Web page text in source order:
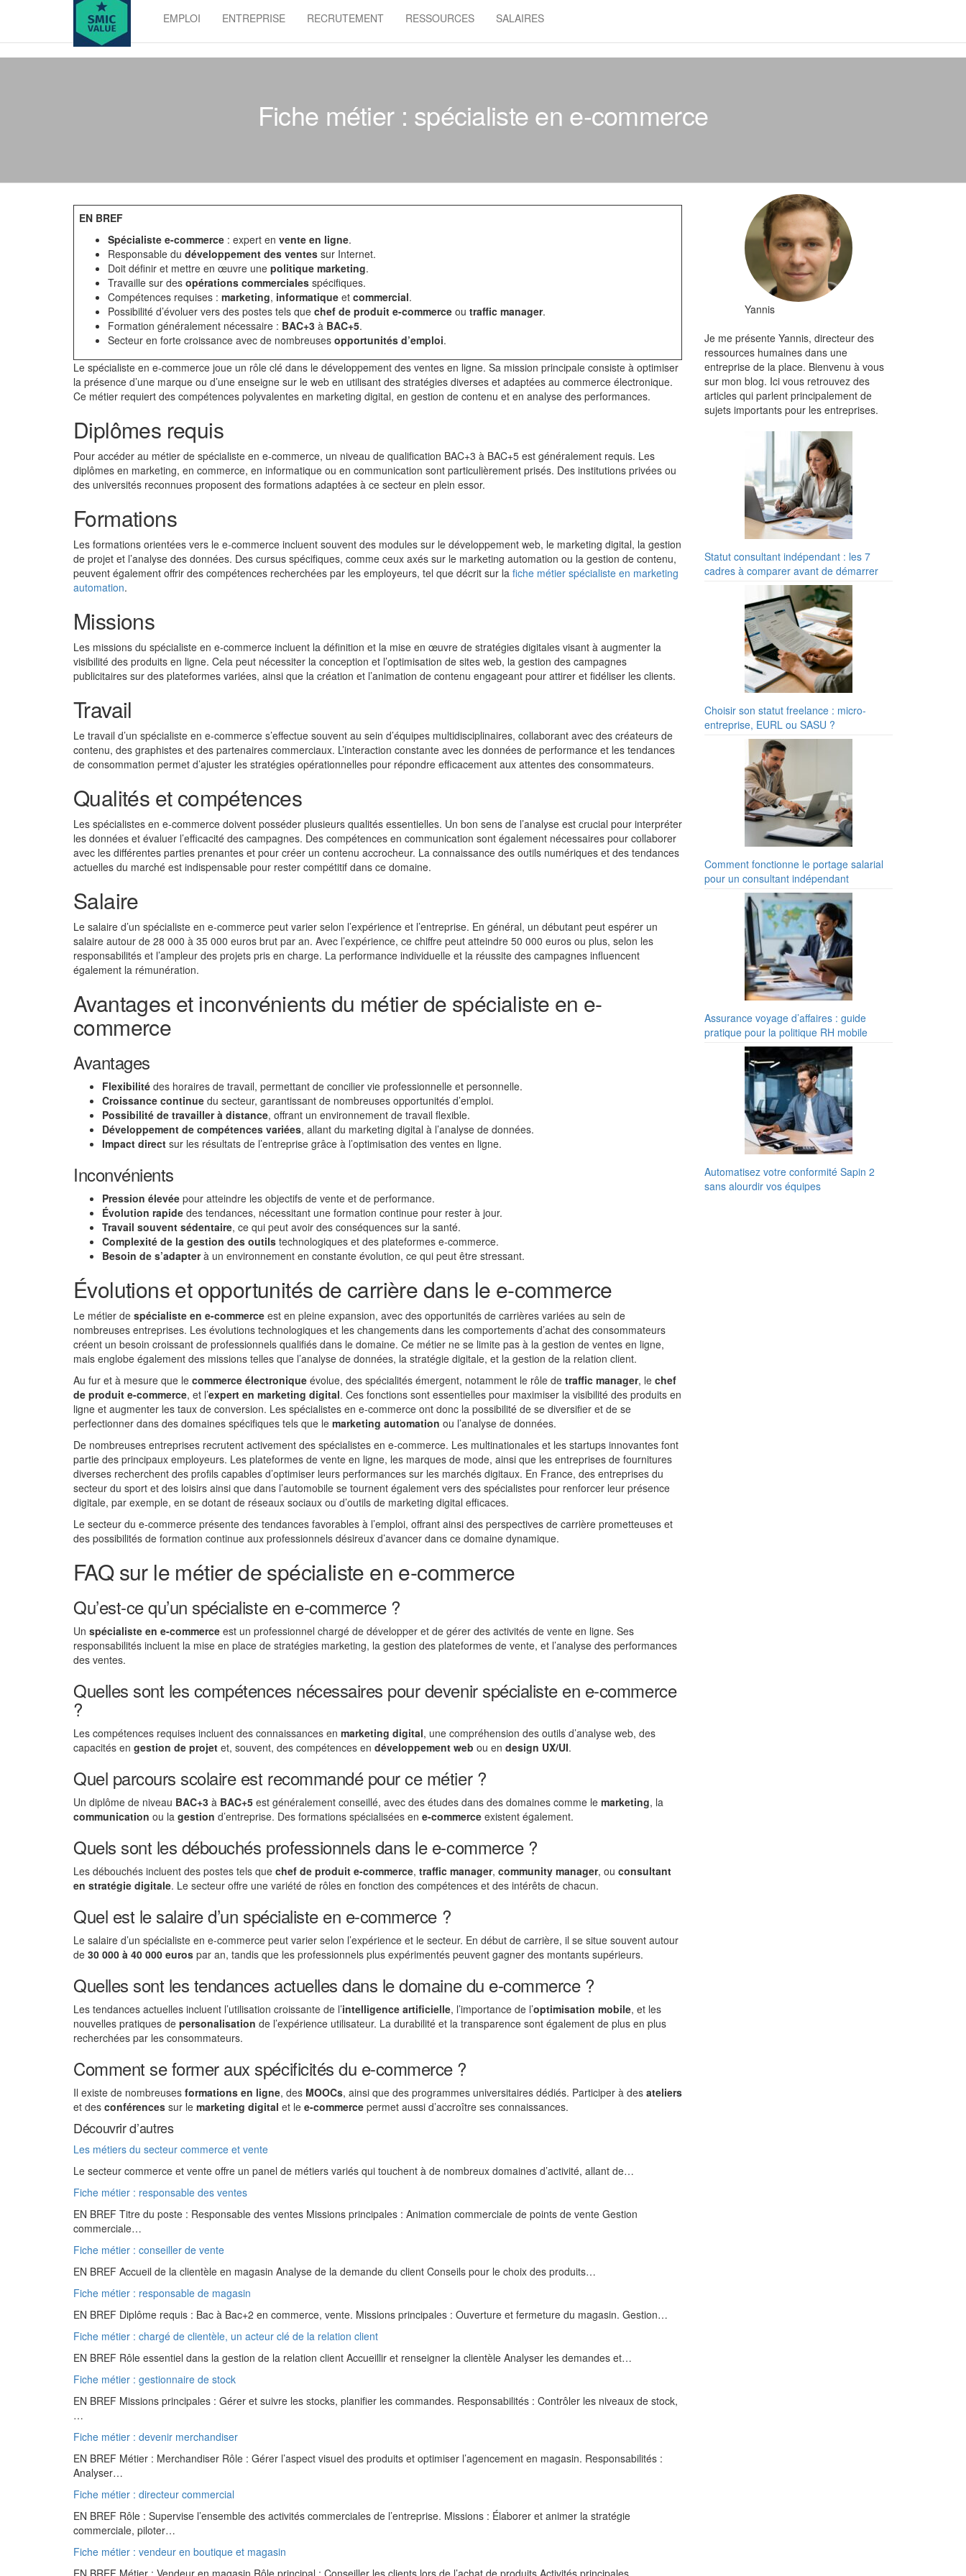
value
EMPLOI ENTREPRISE RECRUTEMENT RESSOURCES SALAIRES
Fiche métier : spécialiste en e-commerce
EN BREF
Spécialiste e-commerce : expert en vente en ligne.
Responsable du développement des ventes sur Internet.
Doit définir et mettre en œuvre une politique marketing.
Travaille sur des opérations commerciales spécifiques.
Compétences requises : marketing, informatique et commercial.
Possibilité d’évoluer vers des postes tels que chef de produit e-commerce ou traffic manager.
Formation généralement nécessaire : BAC+3 à BAC+5.
Secteur en forte croissance avec de nombreuses opportunités d’emploi.
Le spécialiste en e-commerce joue un rôle clé dans le développement des ventes en ligne. Sa mission principale consiste à optimiser
la présence d’une marque ou d’une enseigne sur le web en utilisant des stratégies diverses et adaptées au commerce électronique.
Ce métier requiert des compétences polyvalentes en marketing digital, en gestion de contenu et en analyse des performances.
Diplômes requis
Pour accéder au métier de spécialiste en e-commerce, un niveau de qualification BAC+3 à BAC+5 est généralement requis. Les
diplômes en marketing, en commerce, en informatique ou en communication sont particulièrement prisés. Des institutions privées ou
des universités reconnues proposent des formations adaptées à ce secteur en plein essor.
Formations
Les formations orientées vers le e-commerce incluent souvent des modules sur le développement web, le marketing digital, la gestion
de projet et l’analyse des données. Des cursus spécifiques, comme ceux axés sur le marketing automation ou la gestion de contenu,
peuvent également offrir des compétences recherchées par les employeurs, tel que décrit sur la fiche métier spécialiste en marketing
automation.
Missions
Les missions du spécialiste en e-commerce incluent la définition et la mise en œuvre de stratégies digitales visant à augmenter la
visibilité des produits en ligne. Cela peut nécessiter la conception et l’optimisation de sites web, la gestion des campagnes
publicitaires sur des plateformes variées, ainsi que la création et l’animation de contenu engageant pour attirer et fidéliser les clients.
Travail
Le travail d’un spécialiste en e-commerce s’effectue souvent au sein d’équipes multidisciplinaires, collaborant avec des créateurs de
contenu, des graphistes et des partenaires commerciaux. L’interaction constante avec les données de performance et les tendances
de consommation permet d’ajuster les stratégies opérationnelles pour répondre efficacement aux attentes des consommateurs.
Qualités et compétences
Les spécialistes en e-commerce doivent posséder plusieurs qualités essentielles. Un bon sens de l’analyse est crucial pour interpréter
les données et évaluer l’efficacité des campagnes. Des compétences en communication sont également nécessaires pour collaborer
avec les différentes parties prenantes et pour créer un contenu accrocheur. La connaissance des outils numériques et des tendances
actuelles du marché est indispensable pour rester compétitif dans ce domaine.
Salaire
Le salaire d’un spécialiste en e-commerce peut varier selon l’expérience et l’entreprise. En général, un débutant peut espérer un
salaire autour de 28 000 à 35 000 euros brut par an. Avec l’expérience, ce chiffre peut atteindre 50 000 euros ou plus, selon les
responsabilités et l’ampleur des projets pris en charge. La performance individuelle et la réussite des campagnes influencent
également la rémunération.
Avantages et inconvénients du métier de spécialiste en e-
commerce
Avantages
Flexibilité des horaires de travail, permettant de concilier vie professionnelle et personnelle.
Croissance continue du secteur, garantissant de nombreuses opportunités d’emploi.
Possibilité de travailler à distance, offrant un environnement de travail flexible.
Développement de compétences variées, allant du marketing digital à l’analyse de données.
Impact direct sur les résultats de l’entreprise grâce à l’optimisation des ventes en ligne.
Inconvénients
Pression élevée pour atteindre les objectifs de vente et de performance.
Évolution rapide des tendances, nécessitant une formation continue pour rester à jour.
Travail souvent sédentaire, ce qui peut avoir des conséquences sur la santé.
Complexité de la gestion des outils technologiques et des plateformes e-commerce.
Besoin de s’adapterà un environnement en constante évolution, ce qui peut être stressant.
Évolutions et opportunités de carrière dans le e-commerce
Le métier de spécialiste en e-commerce est en pleine expansion, avec des opportunités de carrières variées au sein de
nombreuses entreprises. Les évolutions technologiques et les changements dans les comportements d’achat des consommateurs
créent un besoin croissant de professionnels qualifiés dans le domaine. Ce métier ne se limite pas à la gestion de ventes en ligne,
mais englobe également des missions telles que l’analyse de données, la stratégie digitale, et la gestion de la relation client.
Au fur et à mesure que le commerce électronique évolue, des spécialités émergent, notamment le rôle de traffic manager, le chef
de produit e-commerce, et l’expert en marketing digital. Ces fonctions sont essentielles pour maximiser la visibilité des produits en
ligne et augmenter les taux de conversion. Les spécialistes en e-commerce ont donc la possibilité de se diversifier et de se
perfectionner dans des domaines spécifiques tels que le marketing automation ou l’analyse de données.
De nombreuses entreprises recrutent activement des spécialistes en e-commerce. Les multinationales et les startups innovantes font
partie des principaux employeurs. Les plateformes de vente en ligne, les marques de mode, ainsi que les entreprises de fournitures
diverses recherchent des profils capables d’optimiser leurs performances sur les marchés digitaux. En France, des entreprises du
secteur du sport et des loisirs ainsi que dans l’automobile se tournent également vers des spécialistes pour renforcer leur présence
digitale, par exemple, en se dotant de réseaux sociaux ou d’outils de marketing digital efficaces.
Le secteur du e-commerce présente des tendances favorables à l’emploi, offrant ainsi des perspectives de carrière prometteuses et
des possibilités de formation continue aux professionnels désireux d’avancer dans ce domaine dynamique.
FAQ sur le métier de spécialiste en e-commerce
Qu’est-ce qu’un spécialiste en e-commerce ?
Un spécialiste en e-commerce est un professionnel chargé de développer et de gérer des activités de vente en ligne. Ses
responsabilités incluent la mise en place de stratégies marketing, la gestion des plateformes de vente, et l’analyse des performances
des ventes.
Quelles sont les compétences nécessaires pour devenir spécialiste en e-commerce
?
Les compétences requises incluent des connaissances en marketing digital, une compréhension des outils d’analyse web, des
capacités en gestion de projet et, souvent, des compétences en développement web ou en design UX/UI.
Quel parcours scolaire est recommandé pour ce métier ?
Un diplôme de niveau BAC+3 à BAC+5 est généralement conseillé, avec des études dans des domaines comme le marketing, la
communication ou la gestion d’entreprise. Des formations spécialisées en e-commerce existent également.
Quels sont les débouchés professionnels dans le e-commerce ?
Les débouchés incluent des postes tels que chef de produit e-commerce, traffic manager, community manager, ou consultant
en stratégie digitale. Le secteur offre une variété de rôles en fonction des compétences et des intérêts de chacun.
Quel est le salaire d’un spécialiste en e-commerce ?
Le salaire d’un spécialiste en e-commerce peut varier selon l’expérience et le secteur. En début de carrière, il se situe souvent autour
de 30 000 à 40 000 euros par an, tandis que les professionnels plus expérimentés peuvent gagner des montants supérieurs.
Quelles sont les tendances actuelles dans le domaine du e-commerce ?
Les tendances actuelles incluent l’utilisation croissante de l’intelligence artificielle, l’importance de l’optimisation mobile, et les
nouvelles pratiques de personalisation de l’expérience utilisateur. La durabilité et la transparence sont également de plus en plus
recherchées par les consommateurs.
Comment se former aux spécificités du e-commerce ?
Il existe de nombreuses formations en ligne, des MOOCs, ainsi que des programmes universitaires dédiés. Participer à des ateliers
et des conférences sur le marketing digital et le e-commerce permet aussi d’accroître ses connaissances.
Découvrir d’autres
Les métiers du secteur commerce et vente
Le secteur commerce et vente offre un panel de métiers variés qui touchent à de nombreux domaines d’activité, allant de…
Fiche métier : responsable des ventes
EN BREF Titre du poste : Responsable des ventes Missions principales : Animation commerciale de points de vente Gestion
commerciale…
Fiche métier : conseiller de vente
EN BREF Accueil de la clientèle en magasin Analyse de la demande du client Conseils pour le choix des produits…
Fiche métier : responsable de magasin
EN BREF Diplôme requis : Bac à Bac+2 en commerce, vente. Missions principales : Ouverture et fermeture du magasin. Gestion…
Fiche métier : chargé de clientèle, un acteur clé de la relation client
EN BREF Rôle essentiel dans la gestion de la relation client Accueillir et renseigner la clientèle Analyser les demandes et…
Fiche métier : gestionnaire de stock
EN BREF Missions principales : Gérer et suivre les stocks, planifier les commandes. Responsabilités : Contrôler les niveaux de stock,
…
Fiche métier : devenir merchandiser
EN BREF Métier : Merchandiser Rôle : Gérer l’aspect visuel des produits et optimiser l’agencement en magasin. Responsabilités :
Analyser…
Fiche métier : directeur commercial
EN BREF Rôle : Supervise l’ensemble des activités commerciales de l’entreprise. Missions : Élaborer et animer la stratégie
commerciale, piloter…
Fiche métier : vendeur en boutique et magasin
EN BREF Métier : Vendeur en magasin Rôle principal : Conseiller les clients lors de l’achat de produits Activités principales…
Yannis
Je me présente Yannis, directeur des
ressources humaines dans une
entreprise de la place. Bienvenu à vous
sur mon blog. Ici vous retrouvez des
articles qui parlent principalement de
sujets importants pour les entreprises.
Statut consultant indépendant : les 7
cadres à comparer avant de démarrer
Choisir son statut freelance : micro-
entreprise, EURL ou SASU ?
Comment fonctionne le portage salarial
pour un consultant indépendant
Assurance voyage d’affaires : guide
pratique pour la politique RH mobile
Automatisez votre conformité Sapin 2
sans alourdir vos équipes